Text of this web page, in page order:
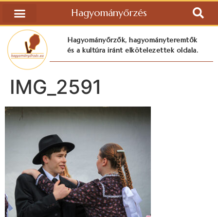
Hagyományőrzés
Hagyományőrzők, hagyományteremtők
és a kultúra iránt elkötelezettek oldala.
IMG_2591